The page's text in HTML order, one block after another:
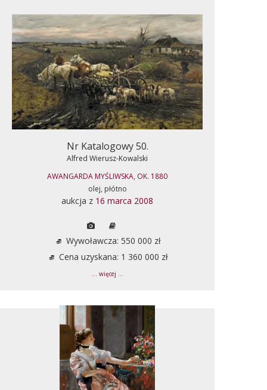
Nr Katalogowy 50.
Alfred Wierusz-Kowalski
AWANGARDA MYŚLIWSKA, OK. 1880
olej, płótno
aukcja z 16 marca 2008
Wywoławcza: 550 000 zł
Cena uzyskana: 1 360 000 zł
... więcej ...